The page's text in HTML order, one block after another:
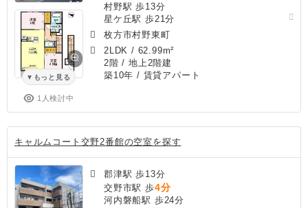
もっと見る
1人検討中
村野駅 歩13分
星ケ丘駅 歩21分
枚方市村野東町
2LDK / 62.99m²
2階 / 地上2階建
築10年 / 賃貸アパート
キャルムコート交野2番館の空室を探す
郡津駅 歩13分
交野市駅 歩4分
河内磐船駅 歩24分